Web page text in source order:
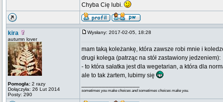
Chyba Cię lubi.
kira
autumn lover
Pomogła: 2 razy
Dołączyła: 26 Lut 2014
Posty: 290
Wysłany: 2017-02-05, 18:28
mam taką koleżankę, która zawsze robi mnie i
drugi kolega (patrząc na stół zastawiony jedzeniem):
- to która sałatka jest dla wegetarian, a która dla
ale to tak żartem, lubimy się
sometimes you make choices and sometimes choices make you.